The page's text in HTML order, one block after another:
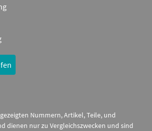
Nummern, Artikel, Teile, und
dienen nur zu Vergleichszwecken und sind